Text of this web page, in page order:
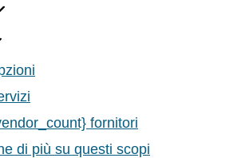
fornitori
di più su questi scopi